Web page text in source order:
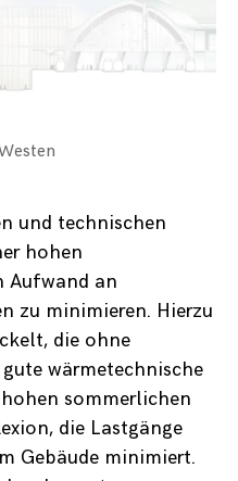
und technischen
hohen
Aufwand an
zu minimieren. Hierzu
die ohne
wärmetechnische
sommerlichen
die Lastgänge
Gebäude minimiert.